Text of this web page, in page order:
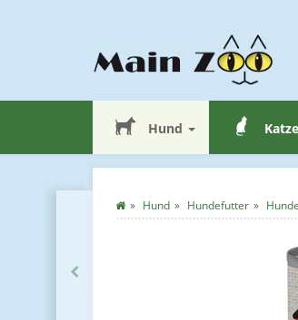
Hund Katze
Hund Hundefutter